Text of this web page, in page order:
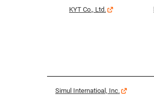
KYT Co., Ltd.
Simul Internatioal, Inc.